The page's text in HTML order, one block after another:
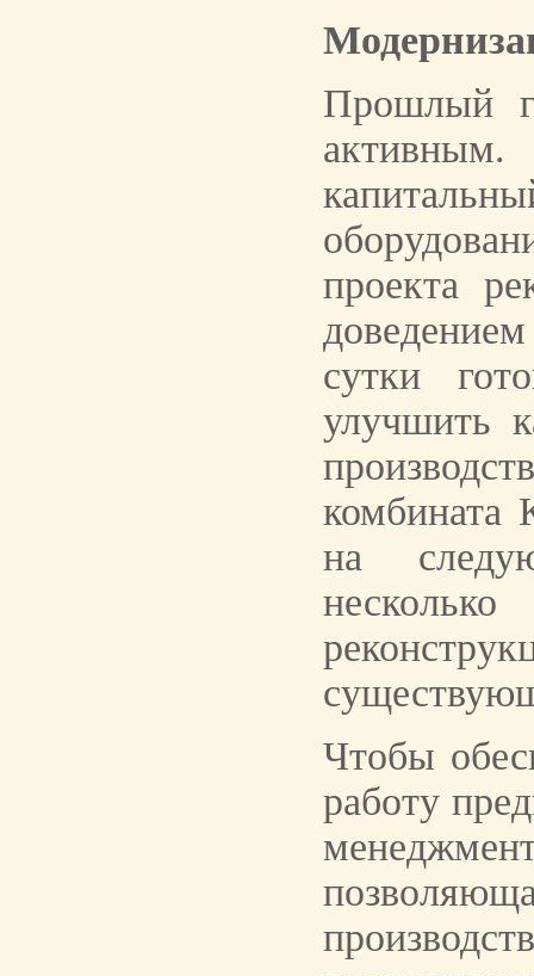
Прошлый
проекта
сутки
улучшить
комбината
на
Чтобы
работу